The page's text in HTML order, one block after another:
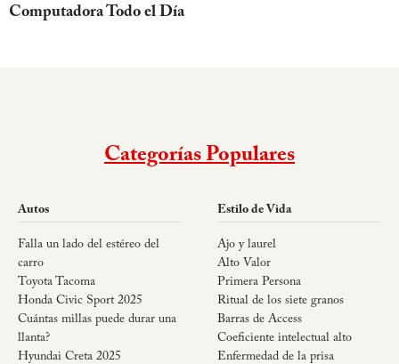
Computadora Todo el Día
Categorías Populares
Autos
Falla un lado del estéreo del
carro
Toyota Tacoma
Honda Civic Sport 2025
Cuántas millas puede durar una
llanta?
Hyundai Creta 2025
Estilo de Vida
Ajo y laurel
Alto Valor
Primera Persona
Ritual de los siete granos
Barras de Access
Coeficiente intelectual alto
Enfermedad de la prisa